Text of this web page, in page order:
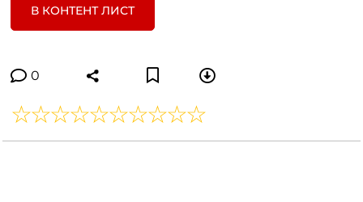
В КОНТЕНТ ЛИСТ
0